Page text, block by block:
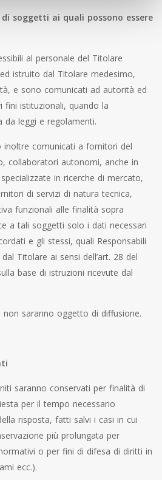
soggetti ai quali possono essere
al personale del Titolare
istruito dal Titolare medesimo,
e sono comunicati ad autorità ed
fini istituzionali, quando la
da leggi e regolamenti.
inoltre comunicati a fornitori del
collaboratori autonomi, anche in
in ricerche di mercato,
di servizi di natura tecnica,
funzionali alle finalità sopra
a tali soggetti solo i dati necessari
e gli stessi, quali Responsabili
Titolare ai sensi dell’art. 28 del
base di istruzioni ricevute dal
saranno oggetto di diffusione.
saranno conservati per finalità di
per il tempo necessario
risposta, fatti salvi i casi in cui
più prolungata per
o per fini di difesa di diritti in
ecc.).